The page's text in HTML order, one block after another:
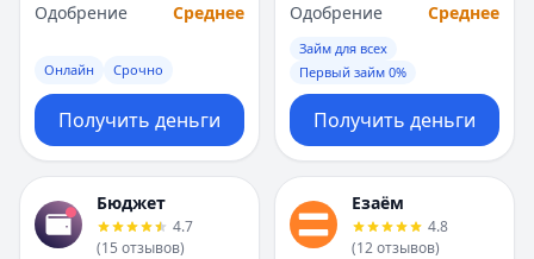
Одобрение
Среднее
Онлайн Срочно
Получить деньги
Одобрение
Среднее
Займ для всех
Первый займ 0%
Получить деньги
Бюджет
4.7
(15 отзывов)
Езаём
4.8
(12отзывов)